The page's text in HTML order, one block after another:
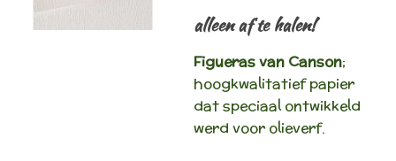
alleen af te halen!
Figueras van Canson;
hoogkwalitatief papier
dat speciaal ontwikkeld
werd voor olieverf.